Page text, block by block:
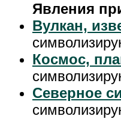
Явления
Вулкан,
Космос,
Северное